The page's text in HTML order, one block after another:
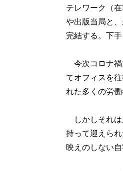
テレワーク（
や出版当局と
完結する。下
今次コロナ禍
てオフィスを
れた多くの労
しかしそれは
持って迎えら
映えのしない